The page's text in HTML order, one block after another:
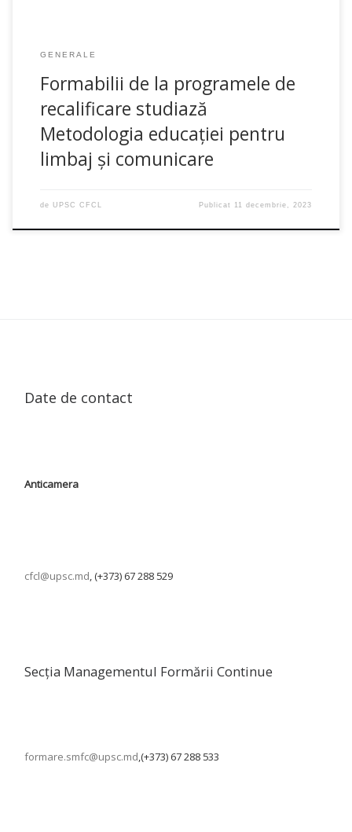
GENERALE
Formabilii de la programele de
recalificare studiază
Metodologia educației pentru
limbaj și comunicare
de UPSC CFCL Publicat 11 decembrie, 2023
Date de contact
Anticamera
cfcl@upsc.md, (+373) 67 288 529
Secția Managementul Formării Continue
formare.smfc@upsc.md,(+373) 67 288 533